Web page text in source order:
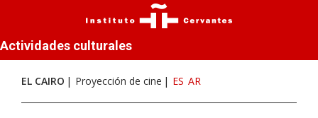
Actividades culturales
EL CAIRO Proyección de cine ES AR